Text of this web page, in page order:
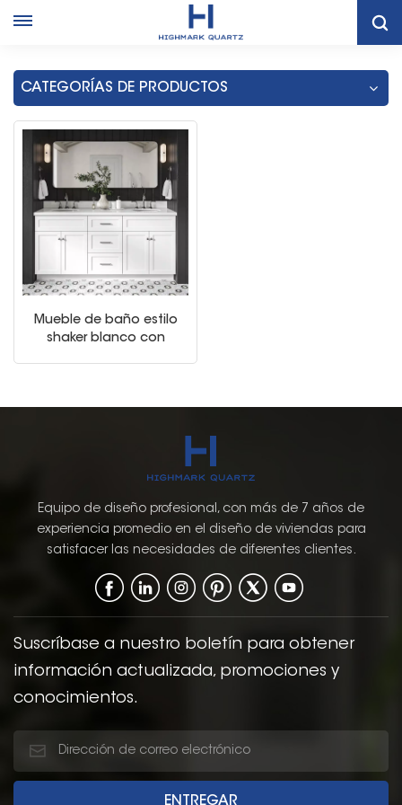
Tocador De Baño Blanco Con Doble Lavabo
CATEGORÍAS DE PRODUCTOS
Mueble de baño estilo
shaker blanco con
Equipo de diseño profesional, con más de 7 años de
experiencia promedio en el diseño de viviendas para
satisfacer las necesidades de diferentes clientes.
Suscríbase a nuestro boletín para obtener
información actualizada, promociones y
conocimientos.